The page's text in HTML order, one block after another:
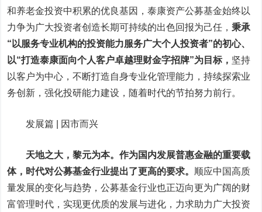
和养老金投资中积累的优良基因，泰康资产公募基金始终以
力争为广大投资者创造长期可持续的出色回报为己任，秉承
“以服务专业机构的投资能力服务广大个人投资者”的初心、
以“打造泰康面向个人客户卓越理财金字招牌”为目标， 坚持
以客户为中心，不断打造自身专业化管理能力，持续探索业
务创新，强化投研能力建设，随着时代的节拍努力前行。
发展篇 | 因市而兴
天地之大，黎元为本。作为国内发展普惠金融的重要载
体，时代对公募基金行业提出了更高的要求。 顺应中国高质
量发展的变化与趋势，公募基金行业也正迈向更为广阔的财
富管理时代，实现更优质的发展与进化，力求助力广大投资